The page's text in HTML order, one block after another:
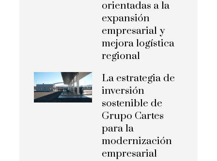
orientadas a la
expansión
empresarial y
mejora logística
regional
La estrategia de
inversión
sostenible de
Grupo Cartes
para la
modernización
empresarial